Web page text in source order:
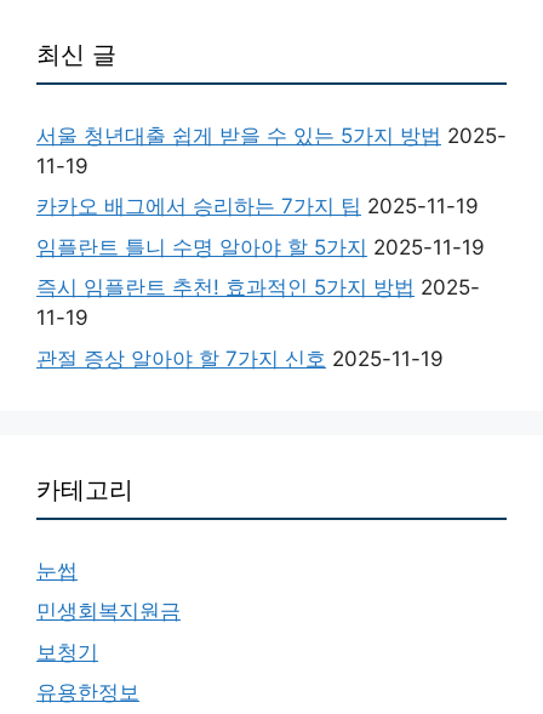
최신 글
서울 청년대출 쉽게 받을 수 있는 5가지 방법 2025-
11-19
카카오 배그에서 승리하는 7가지 팁 2025-11-19
임플란트 틀니 수명 알아야 할 5가지 2025-11-19
즉시 임플란트 추천! 효과적인 5가지 방법 2025-
11-19
관절 증상 알아야 할 7가지 신호 2025-11-19
카테고리
눈썹
민생회복지원금
보청기
유용한정보